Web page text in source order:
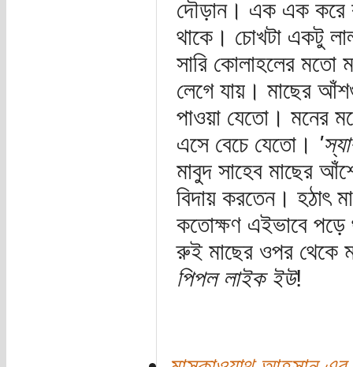
দৌড়ান। এক এক করে
থাকে। চোখটা একটু
সারি কোলাহলের মতো
লেগে যায়। মাছের
পাওয়া যেতো। মনের
এসে বেচে যেতো।
মাবুদ সাহেব মাছের
বিদায় করতেন। হঠাৎ
কতোক্ষণ এইভাবে পড়ে
রুই মাছের ওপর থেকে
পিপল লাইক ইউ!